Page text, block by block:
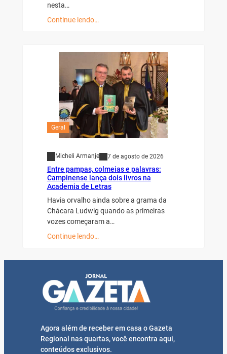
nesta…
Continue lendo…
Geral
Micheli Armanje 7 de agosto de 2026
Entre pampas, colmeias e palavras:
Campinense lança dois livros na
Academia de Letras
Havia orvalho ainda sobre a grama da
Chácara Ludwig quando as primeiras
vozes começaram a…
Continue lendo…
Agora além de receber em casa o Gazeta
Regional nas quartas, você encontra aqui,
conteúdos exclusivos.